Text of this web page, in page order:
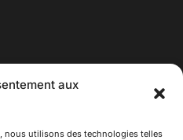
aux
nous utilisons des technologies telles